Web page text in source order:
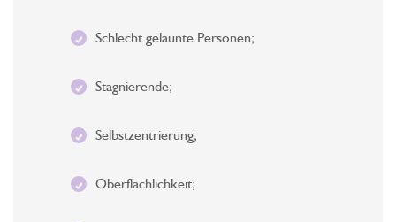
Schlecht gelaunte Personen;
Stagnierende;
Selbstzentrierung;
Oberflächlichkeit;